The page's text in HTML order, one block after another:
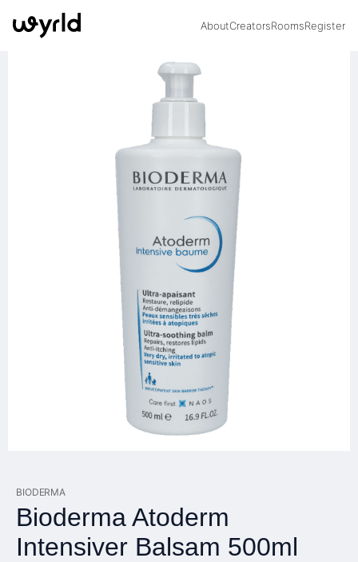
AboutCreatorsRoomsRegister
BIODERMA
Bioderma Atoderm
Intensiver Balsam 500ml